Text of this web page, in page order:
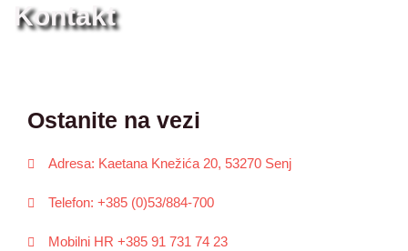
Kontakt
Ostanite na vezi
Adresa: Kaetana Knežića 20, 53270 Senj
Telefon: +385 (0)53/884-700
Mobilni HR +385 91 731 74 23